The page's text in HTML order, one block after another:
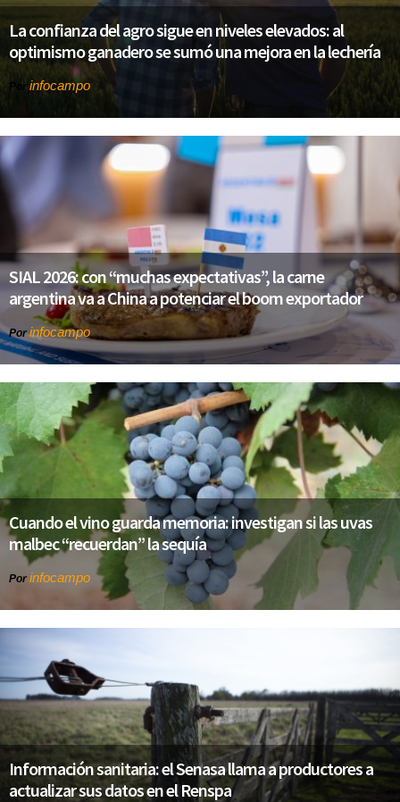
La confianza del agro sigue en niveles elevados: al
optimismo ganadero se sumó una mejora en la lechería
Por infocampo
SIAL 2026: con “muchas expectativas”, la carne
argentina va a China a potenciar el boom exportador
Porinfocampo
Cuando el vino guarda memoria: investigan si las uvas
malbec “recuerdan” la sequía
Por infocampo
Información sanitaria: el Senasa llama a productores a
actualizar sus datos en el Renspa